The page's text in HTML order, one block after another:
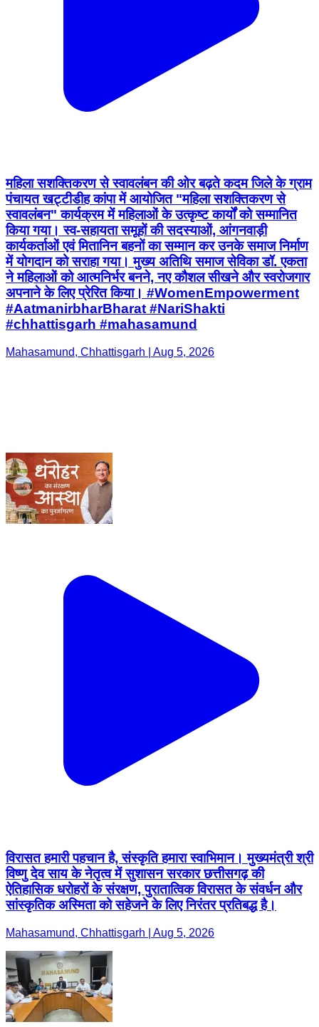
महिला सशक्तिकरण से स्वावलंबन की ओर बढ़ते कदम जिले के ग्राम
पंचायत खट्टीडीह कांपा में आयोजित "महिला सशक्तिकरण से
स्वावलंबन" कार्यक्रम में महिलाओं के उत्कृष्ट कार्यों को सम्मानित
किया गया। स्व-सहायता समूहों की सदस्याओं, आंगनवाड़ी
कार्यकर्ताओं एवं मितानिन बहनों का सम्मान कर उनके समाज निर्माण
में योगदान को सराहा गया। मुख्य अतिथि समाज सेविका डॉ. एकता
ने महिलाओं को आत्मनिर्भर बनने, नए कौशल सीखने और स्वरोजगार
अपनाने के लिए प्रेरित किया। #WomenEmpowerment
#AatmanirbharBharat #NariShakti
#chhattisgarh #mahasamund
Mahasamund, Chhattisgarh | Aug 5, 2026
विरासत हमारी पहचान है, संस्कृति हमारा स्वाभिमान। मुख्यमंत्री श्री
Mahasamund, Chhattisgarh | Aug 5, 2026